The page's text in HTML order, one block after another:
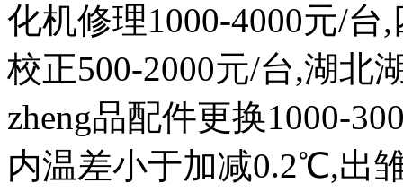
化机修理1000-4000元/
校正500-2000元/台,湖北
zheng品配件更换1000-
内温差小于加减0.2℃,出